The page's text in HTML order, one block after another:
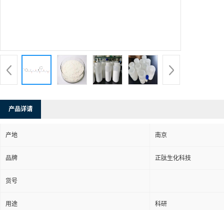
产品详请
产地 南京
品牌 正肽生化科技
货号
用途 科研